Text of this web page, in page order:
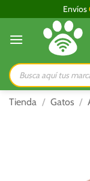
al
contenido
Envíos
Búsqueda
de
productos
Tienda / Gatos /